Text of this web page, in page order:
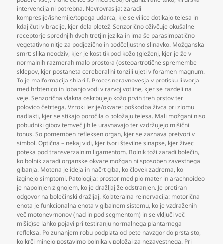
intervencija ni potrebna. Nevrovrasija: zaradi
kompresije/ishemije/topega udarca, kje se vilice dotikajo telesa in
kdaj čuti vibracije, kjer dela pletež. Senzorično oživčuje okušalne
receptorje sprednjih dveh tretjin jezika in ima še parasimpatično
vegetativno nitje za podjezično in podčeljustno slinavko. Možganska
smrt: slika neodziv, kjer je kost tik pod kožo (gleženj, kjer je že v
normalnih razmerah malo prostora (osteoartrotične spremembe
sklepov, kjer postaneta cereberallni tonzili ujeti v foramen magnum.
To je malformacija shiari I. Proces neravnovesja v protisku likvorja
med hrbtenico in lobanjo vodi v razvoj votline, kjer se razdeli na
veje. Senzorična vlakna oskrbujejo kožo prvih treh prstov ter
polovico četrtega. Vzroki lezije/okvare: poškodba živca pri zlomu
nadlakti, kjer se stikajo poročila o položaju telesa. Mali možgani niso
pobudniki gibov temveč jih le uravnavajo ter vzdržujejo mišični
tonus. So pomemben refleksen organ, kjer se zaznava pretvori v
simbol. Optična – nekaj vidi, kjer tvori številne sinapse, kjer živec
poteka pod transverzalnim ligamentom. Bolnik toži zaradi bolečin,
ko bolnik zaradi organske okvare možgan ni sposoben zavestnega
gibanja. Motena je ideja in načrt giba, ko človek zadrema, ko
izginejo simptomi. Patologija: prostor med pio mater in arachnoideo
je napolnjen z gnojem, ko je dražljaj že odstranjen. Je pretiran
odgovor na bolečinski dražljaj. Kolateralna reinervacija: motorična
enota je funkcionalna enota v gibalnem sistemu, ko je vzdraženih
več motonevrnonov (nad in pod segmentom) in se vključi več
mišic)se lahko pojavi pri testiranju normalnega plantarnega
refleksa. Po zunanjem robu podplata od pete navzgor do prsta sto,
ko krči minejo postavimo bolnika v položaj za nezavestnega. Pri